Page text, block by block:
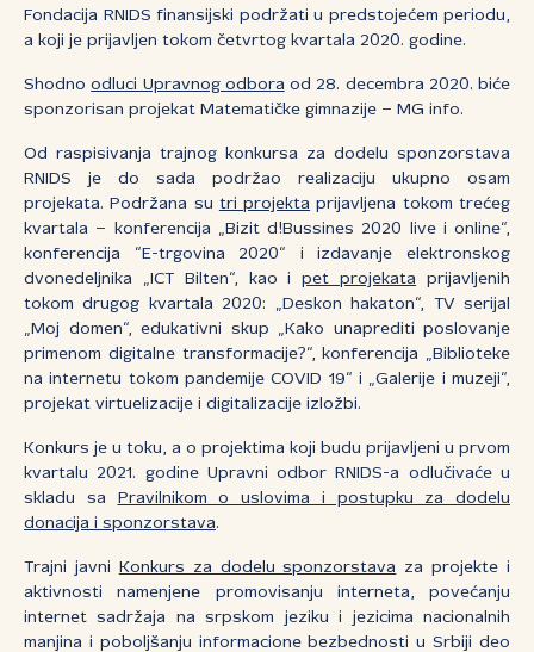
Fondacija RNIDS finansijski podržati u predstojećem periodu,
a koji je prijavljen tokom četvrtog kvartala 2020. godine.
Shodnoodluci Upravnog odbora od 28. decembra 2020. biće
sponzorisan projekat Matematičke gimnazije – MG info.
Od raspisivanja trajnog konkursa za dodelu sponzorstava
RNIDS je do sada podržao realizaciju ukupno osam
projekata. Podržana su tri projekta prijavljena tokom trećeg
kvartala – konferencija „Bizit d!Bussines 2020 live i online“,
konferencija “E-trgovina 2020“ i izdavanje elektronskog
dvonedeljnika „ICT Bilten“, kao ipet projekata prijavljenih
tokom drugog kvartala 2020: „Deskon hakaton“, TV serijal
„Moj domen“, edukativni skup „Kako unaprediti poslovanje
primenom digitalne transformacije?“, konferencija „Biblioteke
na internetu tokom pandemije COVID 19“ i „Galerije i muzeji“,
projekat virtuelizacije i digitalizacije izložbi.
Konkurs je u toku, a o projektima koji budu prijavljeni u prvom
kvartalu 2021. godine Upravni odbor RNIDS-a odlučivaće u
skladu sa
Pravilnikom o uslovima i postupku za dodelu
donacija i sponzorstava.
Trajni javni Konkurs za dodelu sponzorstava
za projekte i
aktivnosti namenjene promovisanju interneta, povećanju
internet sadržaja na srpskom jeziku i jezicima nacionalnih
manjina i poboljšanju informacione bezbednosti u Srbiji deo